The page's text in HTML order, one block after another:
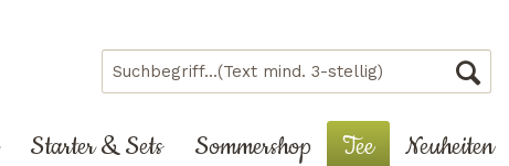
Starter & Sets Sommershop Tee Neuheiten